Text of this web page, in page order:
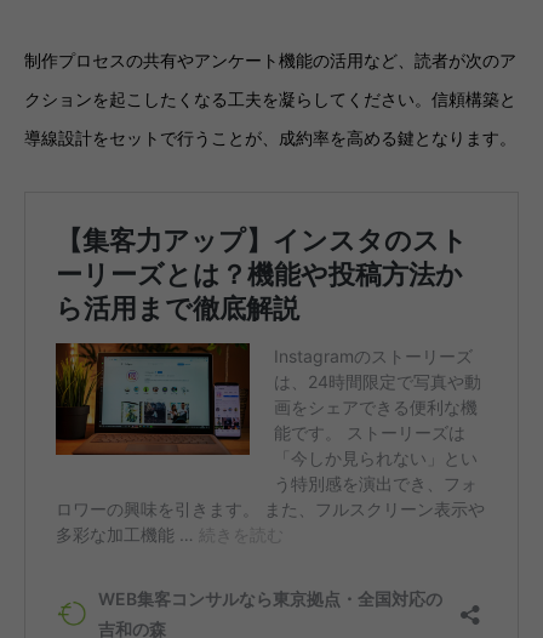
制作プロセスの共有やアンケート機能の活用など、読者が次のア
クションを起こしたくなる工夫を凝らしてください。信頼構築と
導線設計をセットで行うことが、成約率を高める鍵となります。